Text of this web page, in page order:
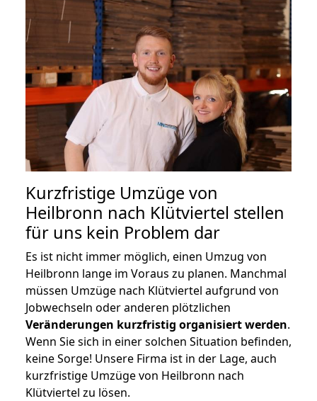
Kurzfristige Umzüge von
Heilbronn nach Klütviertel stellen
für uns kein Problem dar
Es ist nicht immer möglich, einen Umzug von
Heilbronn lange im Voraus zu planen. Manchmal
müssen Umzüge nach Klütviertel aufgrund von
Jobwechseln oder anderen plötzlichen
Veränderungen kurzfristig organisiert werden.
Wenn Sie sich in einer solchen Situation befinden,
keine Sorge! Unsere Firma ist in der Lage, auch
kurzfristige Umzüge von Heilbronn nach
Klütviertel zu lösen.